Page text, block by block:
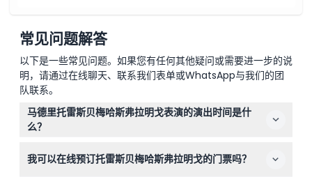
常见问题解答
以下是一些常见问题。如果您有任何其他疑问或需要进一步的说
明，请通过在线聊天、联系我们表单或WhatsApp与我们的团
队联系。
马德里托雷斯贝梅哈斯弗拉明戈表演的演出时间是什
么？
3点场（时间可能变动—请在预订时确认）。
我可以在线预订托雷斯贝梅哈斯弗拉明戈的门票吗？